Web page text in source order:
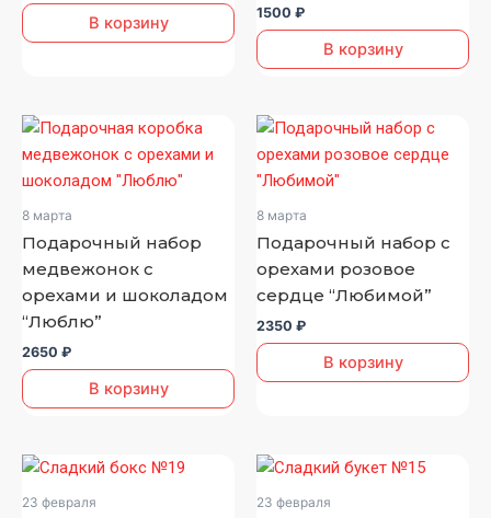
В корзину
1500 ₽
В корзину
8 марта
Подарочный набор
медвежонок с
орехами и шоколадом
“Люблю”
2650 ₽
В корзину
8 марта
Подарочный набор с
орехами розовое
сердце “Любимой”
2350 ₽
В корзину
23 февраля 23 февраля